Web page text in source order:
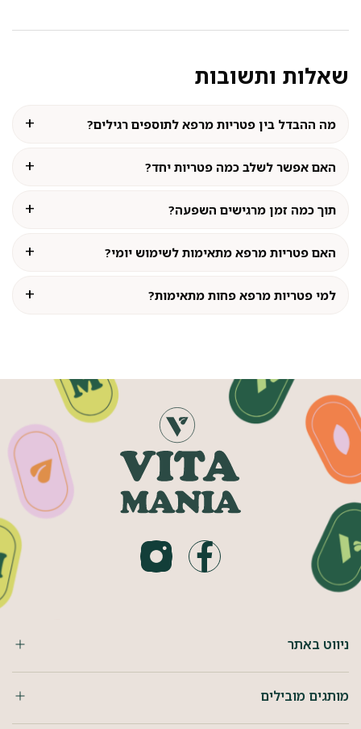
שאלות ותשובות
מה ההבדל בין פטריות מרפא לתוספים רגילים?
האם אפשר לשלב כמה פטריות יחד?
תוך כמה זמן מרגישים השפעה?
האם פטריות מרפא מתאימות לשימוש יומי?
למי פטריות מרפא פחות מתאימות?
ניווט באתר
מותגים מובילים